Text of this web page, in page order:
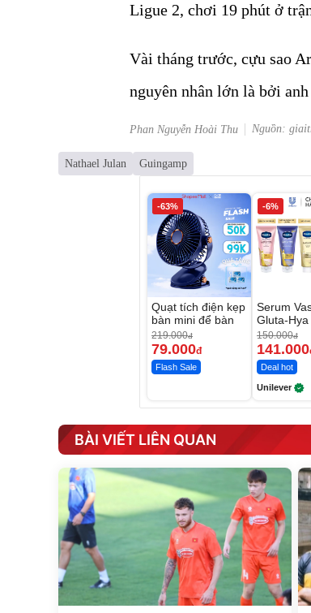
Ligue 2, chơi 19 phút ở
Vài tháng trước, cựu sao
nguyên nhân lớn là bởi
Phan Nguyễn Hoài Thu Nguồn:
Nathael Julan Guingamp
-63%
Quạt tích điện kẹp
bàn mini để bàn
219.000đ
79.000đ
Flash Sale
-6%
Serum
Gluta-Hya
Da Sáng
7 Ngày
150.000đ
141.000
Deal hot
Unilever
BÀI VIẾT LIÊN QUAN